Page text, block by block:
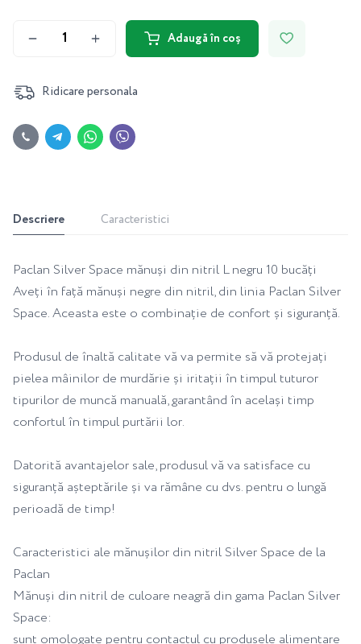
Adaugă în coș
Ridicare personala
Descriere Caracteristici
Paclan Silver Space mănuși din nitril L negru 10 bucăți
Aveți în față mănuși negre din nitril, din linia Paclan Silver
Space. Aceasta este o combinație de confort și siguranță.
Produsul de înaltă calitate vă va permite să vă protejați
pielea mâinilor de murdărie și iritații în timpul tuturor
tipurilor de muncă manuală, garantând în același timp
confortul în timpul purtării lor.
Datorită avantajelor sale, produsul vă va satisface cu
siguranță așteptările și va rămâne cu dvs. pentru o lungă
perioadă de timp!
Caracteristici ale mănușilor din nitril Silver Space de la
Paclan
Mănuși din nitril de culoare neagră din gama Paclan Silver
Space:
sunt omologate pentru contactul cu produsele alimentare